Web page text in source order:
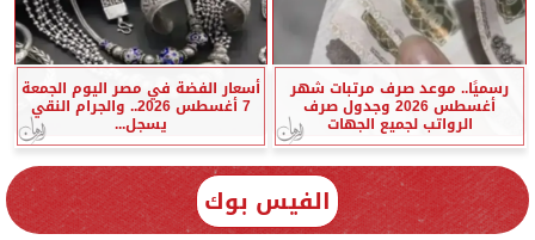
رسميًا.. موعد صرف مرتبات شهر
أغسطس 2026 وجدول صرف
الرواتب لجميع الجهات
أسعار الفضة في مصر اليوم الجمعة
7 أغسطس 2026.. والجرام النقي
يسجل...
الفيس بوك